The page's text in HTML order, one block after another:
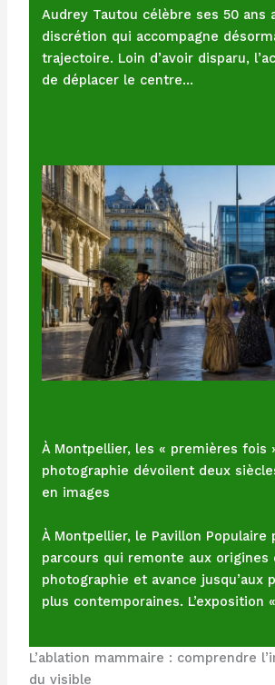
Audrey Tautou célèbre ses 50 ans
discrétion qui accompagne
trajectoire. Loin d’avoir disparu,
de déplacer le centre…
À Montpellier, les « premières fois
photographie dévoilent deux
en images
À Montpellier, le Pavillon Populaire
parcours qui remonte aux origines
photographie et avance jusqu’aux
plus contemporaines. L’exposition
L’ablation mammaire : comprendre
du visible